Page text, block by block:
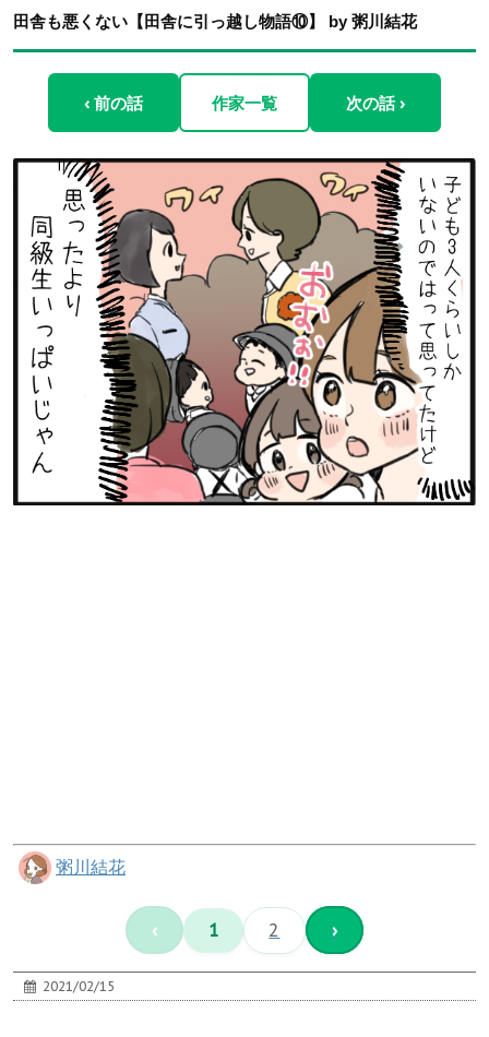
田舎も悪くない【田舎に引っ越し物語⑩】 by 粥川結花
‹ 前の話 作家一覧 次の話 ›
粥川結花
‹ 1 2 ›
2021/02/15